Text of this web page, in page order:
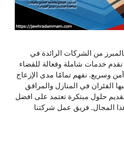
من الشركات الرائدة في
خدمات شاملة وفعالة للقضاء
وسريع. نفهم تمامًا مدى الإزعاج
الفئران في المنازل والمرافق
حلول مبتكرة تعتمد على افضل
المجال. فريق عمل شركتنا